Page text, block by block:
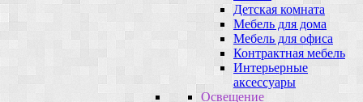
Детская комната
Мебель для дома
Мебель для офиса
Контрактная мебель
Интерьерные
аксессуары
Освещение